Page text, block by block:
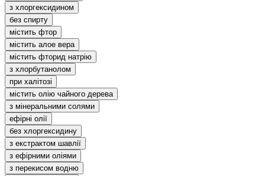
з хлоргексидином
без спирту
містить фтор
містить алое вера
містить фторид натрію
з хлорбутанолом
при халітозі
містить олію чайного дерева
з мінеральними солями
ефірні олії
без хлоргексидину
з екстрактом шавлії
з ефірними оліями
з перекисом водню